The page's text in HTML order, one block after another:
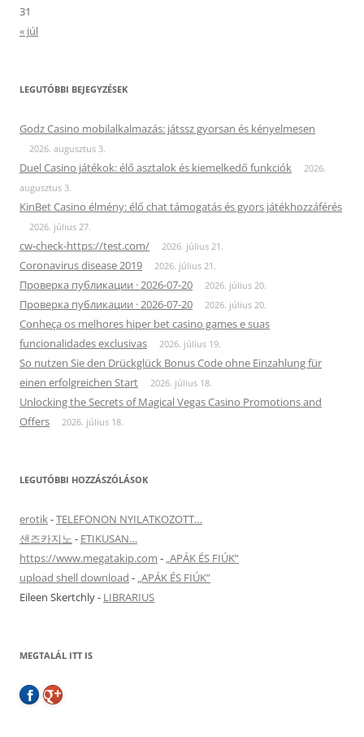
31
« júl
LEGUTÓBBI BEJEGYZÉSEK
Godz Casino mobilalkalmazás: játssz gyorsan és kényelmesen
2026. augusztus 3.
Duel Casino játékok: élő asztalok és kiemelkedő funkciók
2026.
augusztus 3.
KinBet Casino élmény: élő chat támogatás és gyors játékhozzáférés
2026. július 27.
cw-check-https://test.com/ 2026. július 21.
Coronavirus disease 2019 2026. július 21.
Проверка публикации · 2026-07-20 2026. július 20.
Проверка публикации · 2026-07-20 2026. július 20.
Conheça os melhores hiper bet casino games e suas
funcionalidades exclusivas
2026. július 19.
So nutzen Sie den Drückglück Bonus Code ohne Einzahlung für
einen erfolgreichen Start
2026. július 18.
Unlocking the Secrets of Magical Vegas Casino Promotions and
Offers
2026. július 18.
LEGUTÓBBI HOZZÁSZÓLÁSOK
erotik-TELEFONON NYILATKOZOTT…
샌즈카지노 - ETIKUSAN…
https://www.megatakip.com - „APÁK ÉS FIÚK”
upload shell download - „APÁK ÉS FIÚK”
Eileen Skertchly- LIBRARIUS
MEGTALÁL ITT IS